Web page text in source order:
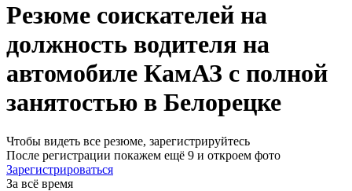
Резюме соискателей на
должность водителя на
автомобиле КамАЗ с полной
занятостью в Белорецке
Чтобы видеть все резюме, зарегистрируйтесь
После регистрации покажем ещё 9 и откроем фото
Зарегистрироваться
За всё время